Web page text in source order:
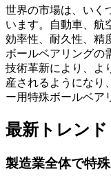
世界の市場は、いく
います。自動車、航
効率性、耐久性、精
ボールベアリングの
技術革新により、よ
産されるようになり
ー用特殊ボールベア
最新トレンド
製造業全体で特